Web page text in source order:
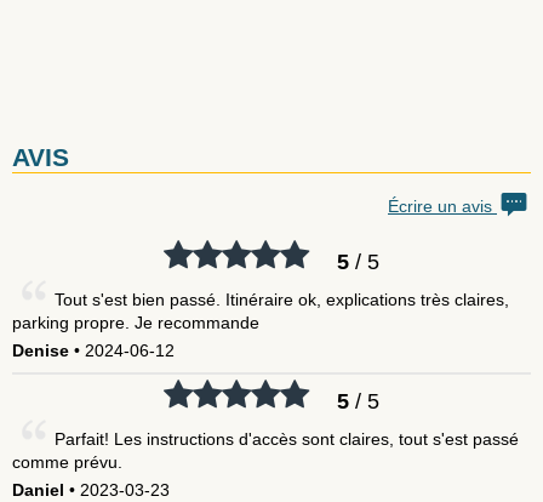
AVIS
Écrire un avis
5/ 5
Tout s'est bien passé. Itinéraire ok, explications très claires,
parking propre. Je recommande
Denise • 2024-06-12
5/ 5
Parfait! Les instructions d'accès sont claires, tout s'est passé
comme prévu.
Daniel • 2023-03-23